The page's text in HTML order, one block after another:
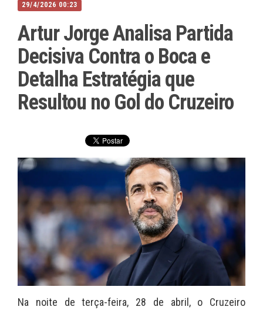
29/4/2026 00:23
Artur Jorge Analisa Partida
Decisiva Contra o Boca e
Detalha Estratégia que
Resultou no Gol do Cruzeiro
Na noite de terça-feira, 28 de abril, o Cruzeiro